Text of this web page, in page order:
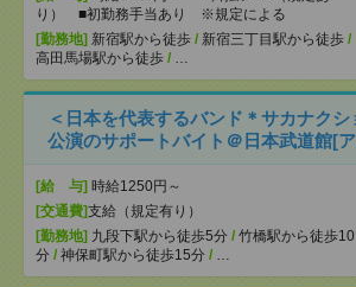
り） ■初勤務手当あり ※規定による
[勤務地] 新宿駅から徒歩 / 新宿三丁目駅から徒歩 /
高田馬場駅から徒歩 / …
＜日本を代表するバンド＊サカナク
公演のサポートバイト＠日本武道館[
[給 与] 時給1250円～
[交通費]支給（規定有り）
[勤務地] 九段下駅から徒歩5分 / 竹橋駅から徒歩10
分 / 神保町駅から徒歩15分 / …